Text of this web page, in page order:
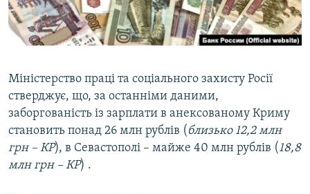
СВІДЧЕННЯ ОКУПАЦІЇ
УКРАЇНСЬКА ПРОБЛЕМА КРИМУ
Qırımtatar
Усі сайти RFE/RL
Міністерство праці та соціального захисту Росії
стверджує, що, за останніми даними,
заборгованість із зарплати в анексованому Криму
становить понад 26 млн рублів ( близько 12,2 млн
грн – КР), в Севастополі – майже 40 млн рублів (18,8
млн грн – КР) .